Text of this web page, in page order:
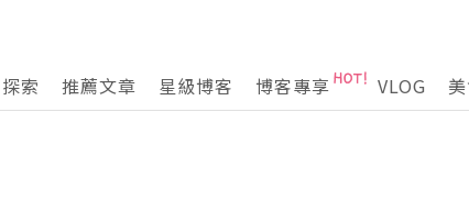
探索 推薦文章 星級博客 博客專享 VLOG